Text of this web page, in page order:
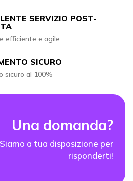
SERVIZIO POST-
efficiente e agile
SICURO
sicuro al 100%
Una domanda?
Siamo a tua disposizione per
risponderti!